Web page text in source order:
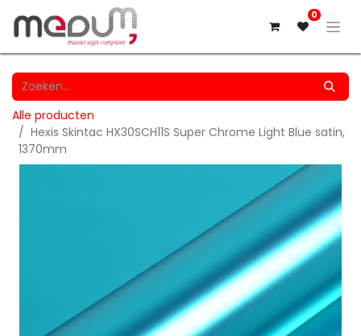
0
Alle producten
Hexis Skintac HX30SCH11S Super Chrome Light Blue satin,
1370mm